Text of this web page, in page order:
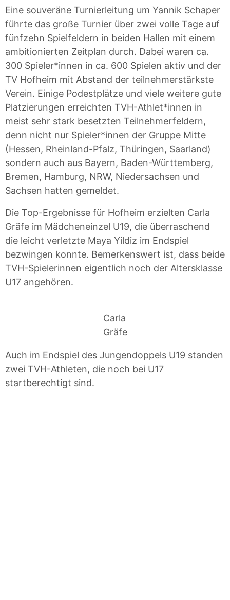
Eine souveräne Turnierleitung um Yannik Schaper
führte das große Turnier über zwei volle Tage auf
fünfzehn Spielfeldern in beiden Hallen mit einem
ambitionierten Zeitplan durch. Dabei waren ca.
300 Spieler*innen in ca. 600 Spielen aktiv und der
TV Hofheim mit Abstand der teilnehmerstärkste
Verein. Einige Podestplätze und viele weitere gute
Platzierungen erreichten TVH-Athlet*innen in
meist sehr stark besetzten Teilnehmerfeldern,
denn nicht nur Spieler*innen der Gruppe Mitte
(Hessen, Rheinland-Pfalz, Thüringen, Saarland)
sondern auch aus Bayern, Baden-Württemberg,
Bremen, Hamburg, NRW, Niedersachsen und
Sachsen hatten gemeldet.
Die Top-Ergebnisse für Hofheim erzielten Carla
Gräfe im Mädcheneinzel U19, die überraschend
die leicht verletzte Maya Yildiz im Endspiel
bezwingen konnte. Bemerkenswert ist, dass beide
TVH-Spielerinnen eigentlich noch der Altersklasse
U17 angehören.
Carla
Gräfe
Auch im Endspiel des Jungendoppels U19 standen
zwei TVH-Athleten, die noch bei U17
startberechtigt sind.